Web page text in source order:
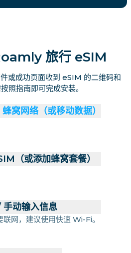
旅行 eSIM
或成功页面收到 eSIM 的二维码和
照指南即可完成安装。
窝网络（或移动数据）
（或添加蜂窝套餐）
动输入信息
网，建议使用快速 Wi-Fi。